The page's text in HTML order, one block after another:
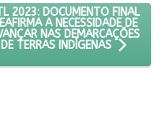
INDÍGENAS DA
ARTIGO: ATL 2023:
2023: DOCUMENTO FINAL
A NECESSIDADE DE
NAS DEMARCAÇÕES
DE TERRAS INDÍGENAS